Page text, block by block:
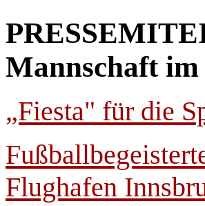
Mannschaft
„Fiesta" für die
Flughafen